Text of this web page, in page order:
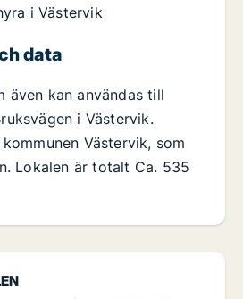
i Västervik
data
även kan användas till
i Västervik.
Västervik, som
Lokalen är totalt Ca. 535